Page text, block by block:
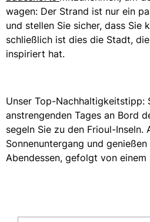
wagen: Der Strand ist nur ein
und stellen Sie sicher, dass Sie
schließlich ist dies die Stadt,
inspiriert hat.
Unser Top-Nachhaltigkeitstipp:
anstrengenden Tages an Bord
segeln Sie zu den Frioul-Inseln.
Sonnenuntergang und
Abendessen, gefolgt von einem